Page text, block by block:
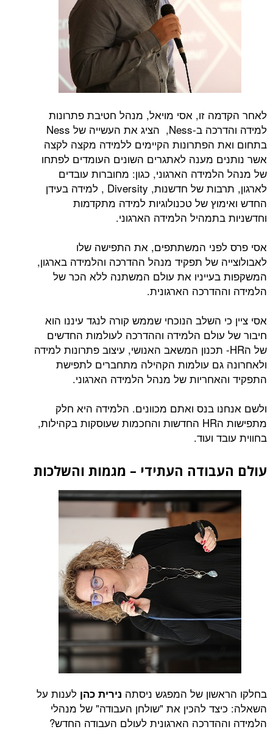
לאחר הקדמה זו, אסי מויאל, מנהל חטיבת פתרונות
למידה והדרכה ב-Ness, הציג את העשייה של Ness
בתחום ואת הפתרונות הקיימים ללמידה מקצה לקצה
אשר נותנים מענה לאתגרים השונים העומדים לפתחו
של מנהל הלמידה הארגוני, כגון: מחוברות עובדים
לארגון, תרבות של חדשנות, Diversity , למידה בעידן
החדש ואימוץ של טכנולוגיות למידה מתקדמות
וחדשניות בתמהיל הלמידה הארגוני.
אסי פרס לפני המשתתפים, את התפישה שלו
לאבולוצייה של תפקיד מנהל ההדרכה והלמידה בארגון,
המשקפות בעייניו את עולם המשתנה ללא הכר של
הלמידה וההדרכה הארגונית.
אסי ציין כי השלב הנוכחי שממש קורה לנגד עיננו הוא
חיבור של עולם הלמידה וההדרכה לעולמות החדשים
של הHR- תכנון המשאב האנושי, עיצוב פתרונות למידה
ולאחרונה גם עולמות הקהילה מתחברים לתפישת
התפקיד והאחריות של מנהל הלמידה הארגוני.
ולשם אנחנו בנס ואתם מכוונים. הלמידה היא חלק
מתפישות הHR החדשות והחכמות שעוסקות בקהילות,
בחווית עובד ועוד.
עולם העבודה העתידי – מגמות והשלכות
בחלקו הראשון של המפגש ניסתה נירית כהן לענות על
השאלה: כיצד להכין את "שולחן העבודה" של מנהלי
הלמידה וההדרכה הארגונית לעולם העבודה החדש?